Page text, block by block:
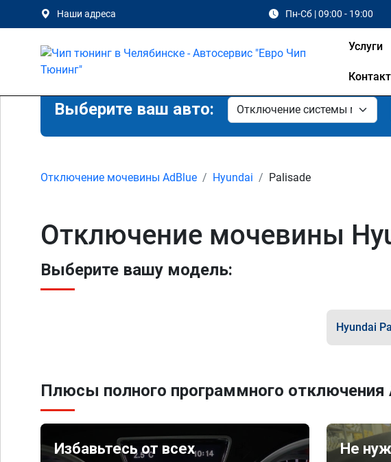
Наши адреса Пн-Сб | 09:00 - 19:00
Услуги
Выберите ваш авто:
Отключение мочевины AdBlue Hyundai Palisade
Отключение мочевины
Выберите вашу модель:
Hyundai
Плюсы полного программного отключения
Избавьтесь от всех
Не